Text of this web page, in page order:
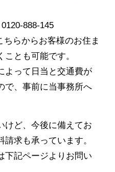
0120-888-145
ちらからお客様のお住ま
とも可能です。
よって日当と交通費が
で、事前に当事務所へ
けど、今後に備えてお
求も承っています。
下記ページよりお問い